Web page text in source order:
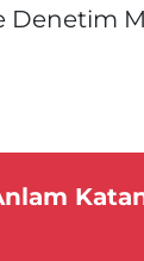
Denetim